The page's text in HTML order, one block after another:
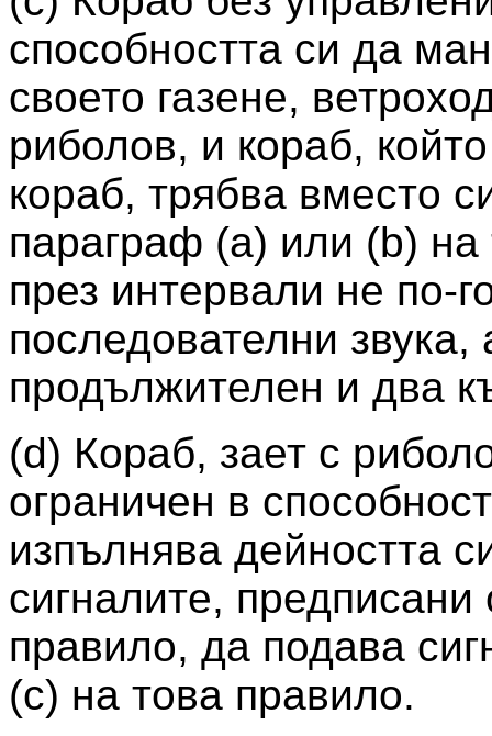
способността си да
своето газене,
риболов, и кораб,
кораб, трябва вместо
параграф (а) или (b)
през интервали не по-
последователни
продължителен и два
(d) Кораб, зает с
ограничен в
изпълнява дейността
сигналите,
правило, да подава
(с) на това правило.